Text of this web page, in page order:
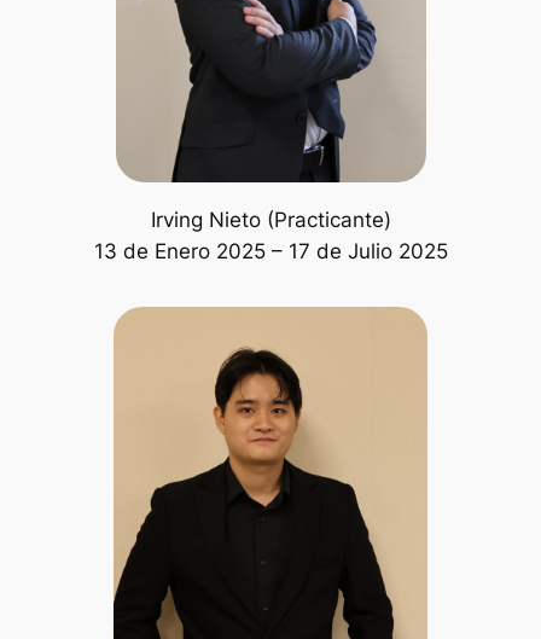
Irving Nieto (Practicante)
13 de Enero 2025 – 17 de Julio 2025